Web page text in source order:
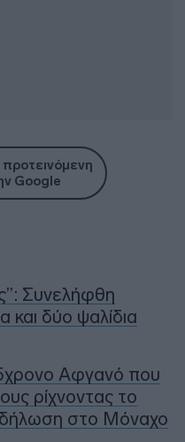
Google
Συνελήφθη
και δύο ψαλίδια
Αφγανό που
ρίχνοντας το
στο Μόναχο